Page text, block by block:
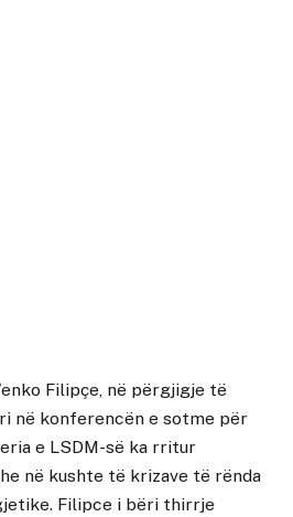
Filipçe, në përgjigje të
në konferencën e sotme për
e LSDM-së ka rritur
në kushte të krizave të rënda
Filipce i bëri thirrje